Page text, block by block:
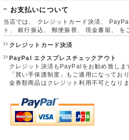
お支払いについて
当店では、 クレジットカード決済、
ト、 銀行振込、 郵便振替、 現金書留、 を
クレジットカード決済
PayPal エクスプレスチェックアウト
クレジット決済もPayPalをお勧め致しま
「買い手保護制度」もご適用になってお
金券類商品はクレジット利用不可となりま